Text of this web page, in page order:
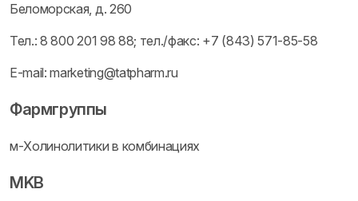
Беломорская, д. 260
Тел.: 8 800 201 98 88; тел./факс: +7 (843) 571-85-58
Е-mail: marketing@tatpharm.ru
Фармгруппы
м-Холинолитики в комбинациях
MKB